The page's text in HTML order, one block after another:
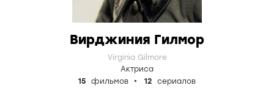
Вирджиния Гилмор
Virginia Gilmore
Актриса
15
фильмов 12 сериалов